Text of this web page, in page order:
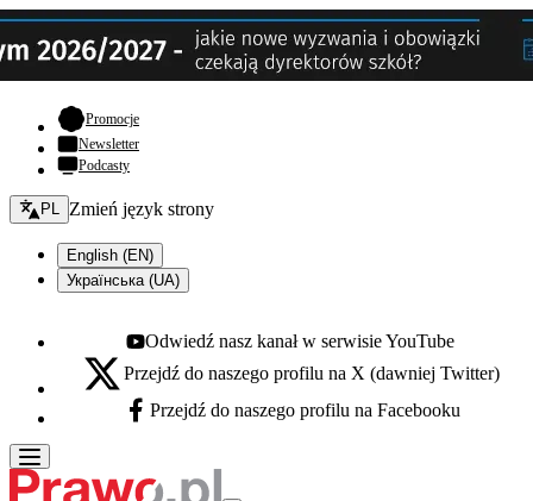
Promocje- otwiera się w nowej karcie
Newsletter
Podcasty
Zmień język - bieżący:
PL Zmień język strony
English (EN)
Українська (UA)
Youtube - otwiera się w nowej karcie
Odwiedź nasz kanał w serwisie YouTube
X - otwiera się w nowej karcie
Przejdź do naszego profilu na X (dawniej Twitter)
Facebook - otwiera się w nowej karcie
Przejdź do naszego profilu na Facebooku